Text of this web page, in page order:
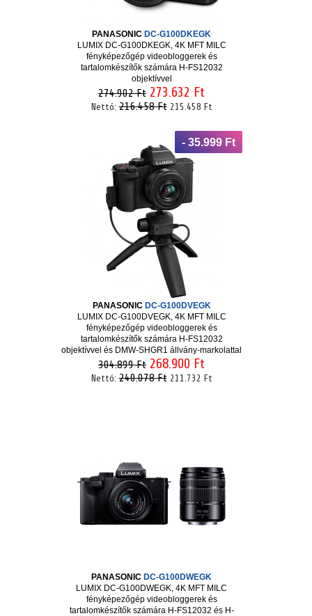
PANASONIC DC-G100DKEGK
LUMIX DC-G100DKEGK, 4K MFT MILC
fényképezőgép videobloggerek és
tartalomkészítők számára H-FS12032
objektívvel
274.902 Ft 273.632 Ft
Nettó:216.458 Ft 215.458 Ft
- 35.999 Ft
PANASONIC DC-G100DVEGK
LUMIX DC-G100DVEGK, 4K MFT MILC
fényképezőgép videobloggerek és
tartalomkészítők számára H-FS12032
objektívvel és DMW-SHGR1 állvány-markolattal
304.899 Ft 268.900 Ft
Nettó:240.078 Ft 211.732 Ft
PANASONIC DC-G100DWEGK
LUMIX DC-G100DWEGK, 4K MFT MILC
fényképezőgép videobloggerek és
tartalomkészítők számára H-FS12032 és H-